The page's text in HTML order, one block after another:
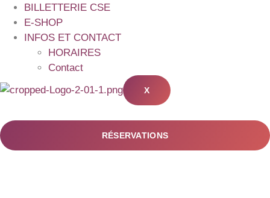
BILLETTERIE CSE
E-SHOP
INFOS ET CONTACT
HORAIRES
Contact
X
RÉSERVATIONS